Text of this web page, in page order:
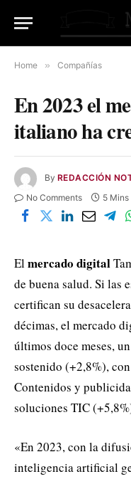
Home » Compañías
En 2023 el
italiano ha
By REDACCIÓN
No Comments 5 Mins
Elmercado digital
de buena salud. Si las
certifican su
décimas, el mercado
últimos doce meses,
sostenido (+2,8%),
Contenidos y
soluciones TIC
«En 2023, con la
inteligencia artificial